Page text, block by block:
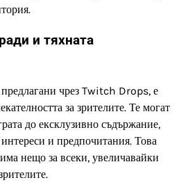
и тяхната
предлагани чрез Twitch Drops, е
за зрителите. Те могат
до ексклузивно съдържание,
и предпочитания. Това
нещо за всеки, увеличавайки